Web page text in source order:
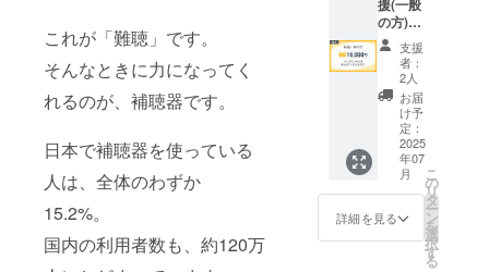
これが「難聴」です。
そんなときに力になってく
れるのが、補聴器です。
日本で補聴器を使っている
人は、全体のわずか
15.2%。
国内の利用者数も、約120万
てデザ
イン決
定 ・サ
ンクス
メール
（価格
に関わ
らず内
容は同
じとな
りま
す）
【備
援(一般
の方)
【リ
ターン
詳細】
・サン
クス
メール
（価格
に関わ
らず内
容は同
じとな
りま
す）
支援
者：
2人
お届
け予
定：
2025
年07
月
詳細を見る
こ
の
リ
タ
ー
ン
を
選
択
す
る